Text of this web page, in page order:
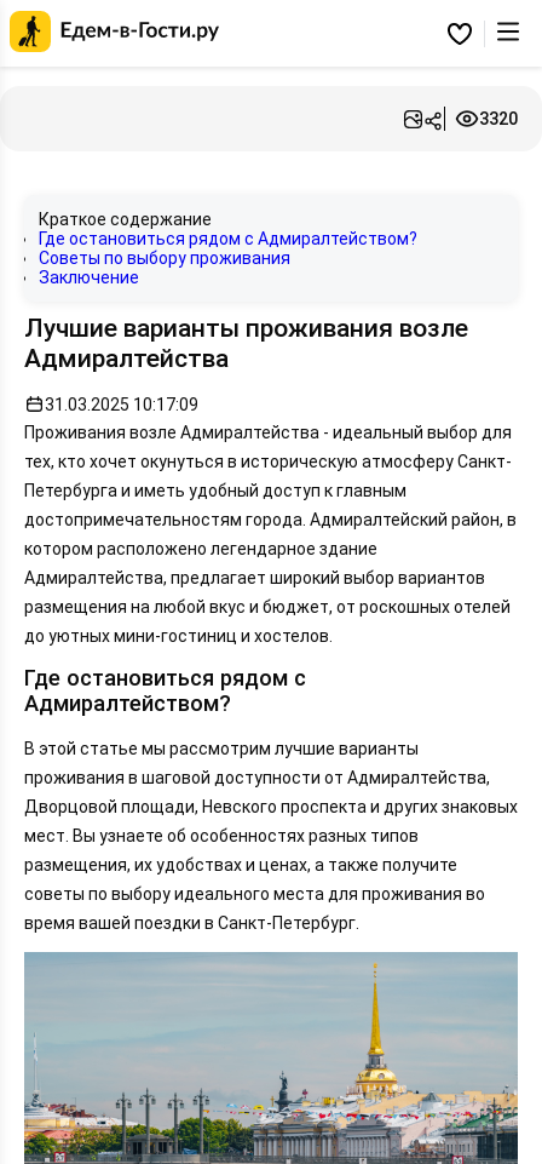
Избранное
3320
Краткое содержание
Где остановиться рядом с Адмиралтейством?
Советы по выбору проживания
Заключение
Лучшие варианты проживания возле
Адмиралтейства
31.03.2025 10:17:09
Проживания возле Адмиралтейства - идеальный выбор для
тех, кто хочет окунуться в историческую атмосферу Санкт-
Петербурга и иметь удобный доступ к главным
достопримечательностям города. Адмиралтейский район, в
котором расположено легендарное здание
Адмиралтейства, предлагает широкий выбор вариантов
размещения на любой вкус и бюджет, от роскошных отелей
до уютных мини-гостиниц и хостелов.
Где остановиться рядом с
Адмиралтейством?
В этой статье мы рассмотрим лучшие варианты
проживания в шаговой доступности от Адмиралтейства,
Дворцовой площади, Невского проспекта и других знаковых
мест. Вы узнаете об особенностях разных типов
размещения, их удобствах и ценах, а также получите
советы по выбору идеального места для проживания во
время вашей поездки в Санкт-Петербург.